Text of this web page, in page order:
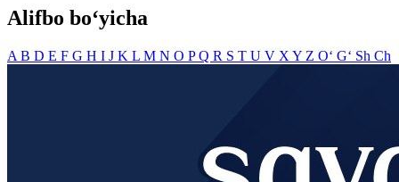
Alifbo bo‘yicha
A B D E F G H I J K L M N O PQ R S T U V X Y Z O‘ G‘ Sh Ch